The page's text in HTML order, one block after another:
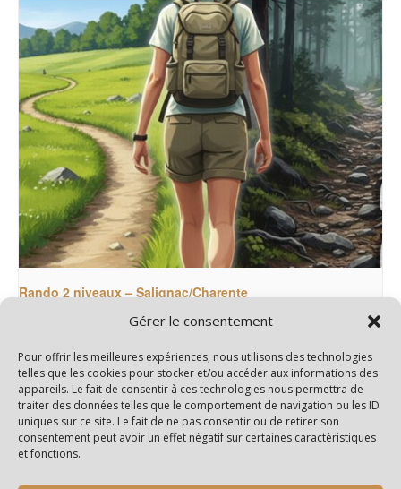
Gérer le consentement
Pour offrir les meilleures expériences, nous utilisons des technologies
telles que les cookies pour stocker et/ou accéder aux informations des
appareils. Le fait de consentir à ces technologies nous permettra de
traiter des données telles que le comportement de navigation ou les ID
uniques sur ce site. Le fait de ne pas consentir ou de retirer son
consentement peut avoir un effet négatif sur certaines caractéristiques
et fonctions.
Rando 2 niveaux – Salignac/Charente
15 septembre@14h00 - 18h00
Rando 3 niveaux – Jarnac-
Champagne
Rando 3 niveaux –
Champagnolles